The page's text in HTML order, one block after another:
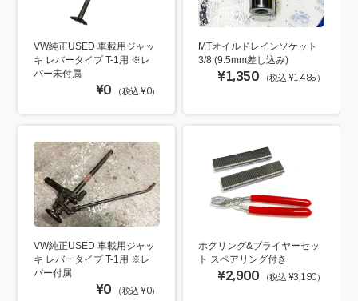
VW純正USED 車載用ジャッ
キ レバータイプ T-1用 ※レ
バー未付属
¥0 （税込 ¥0）
MTオイルドレインソケット
3/8 (9.5mm差し込み)
¥1,350 （税込 ¥1,485）
VW純正USED 車載用ジャッ
キ レバータイプ T-1用 ※レ
バー付属
¥0 （税込 ¥0）
ホグリング&プライヤーセッ
ト スペアリング付き
¥2,900 （税込 ¥3,190）